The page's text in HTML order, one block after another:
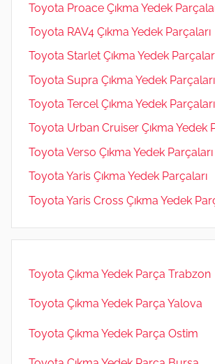
Toyota Proace Çıkma Yedek
Toyota RAV4 Çıkma Yedek Parçaları
Toyota Starlet Çıkma Yedek
Toyota Supra Çıkma Yedek Parçaları
Toyota Tercel Çıkma Yedek Parçaları
Toyota Urban Cruiser Çıkma Yedek
Toyota Verso Çıkma Yedek Parçaları
Toyota Yaris Çıkma Yedek Parçaları
Toyota Yaris Cross Çıkma Yedek
Toyota Çıkma Yedek Parça Trabzon
Toyota Çıkma Yedek Parça Yalova
Toyota Çıkma Yedek Parça Ostim